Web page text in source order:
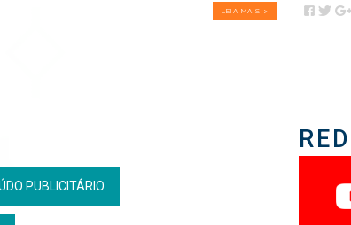
LEIA MAIS >
PUBLICITÁRIO